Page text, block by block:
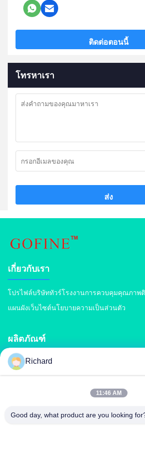
ติดต่อตอนนี้
โทรหาเรา
ส่ง
เกี่ยวกับเรา
โปรไฟล์บริษัททัวร์โรงงานการควบคุมคุณภาพ
แผนผังเว็บไซต์นโยบายความเป็นส่วนตัว
ผลิตภัณฑ์
เครื่องปลูกปุ๋ยปุ๋ย
สายการผลิตปุ๋ย BBเครื่องบดย่อยปุ๋ยลูกกลิ้งคู่
Richard
11:46 AM
Good day, what product are you looking